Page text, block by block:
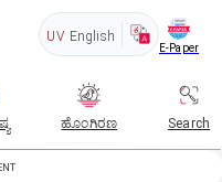
UV English
E-Paper
ಹೊಂಗಿರಣ Search